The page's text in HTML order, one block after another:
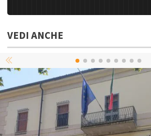
VEDI ANCHE